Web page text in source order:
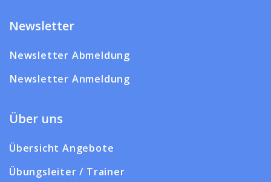
Newsletter
Newsletter Abmeldung
Newsletter Anmeldung
Über uns
Übersicht Angebote
Übungsleiter / Trainer